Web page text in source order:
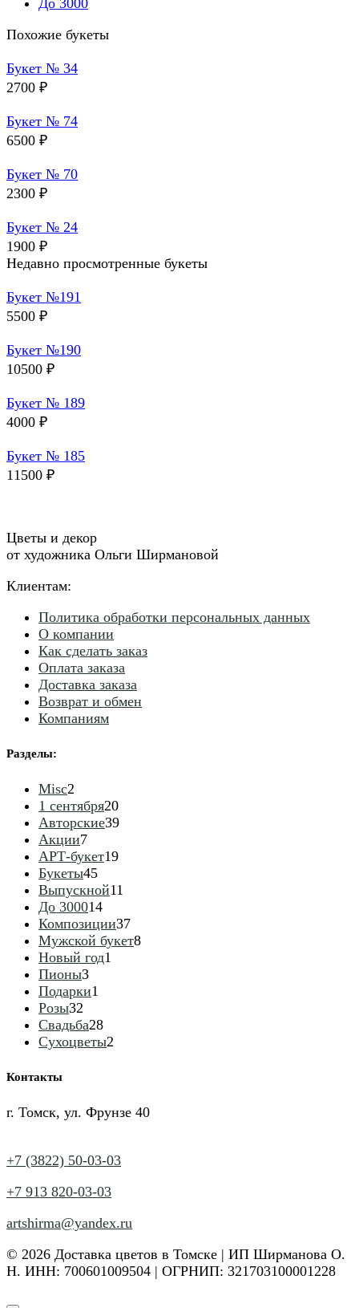
До 3000
Похожие букеты
Букет № 34
2700 ₽
Букет № 74
6500 ₽
Букет № 70
2300 ₽
Букет № 24
1900 ₽
Недавно просмотренные букеты
Букет №191
5500 ₽
Букет №190
10500 ₽
Букет № 189
4000 ₽
Букет № 185
11500 ₽
Цветы и декор
от художника Ольги Ширмановой
Клиентам:
Политика обработки персональных данных
О компании
Как сделать заказ
Оплата заказа
Доставка заказа
Возврат и обмен
Компаниям
Разделы:
Misc2
товара
1 сентября2020
товаров
Авторские3939
Акции77
товаров
АРТ-букет1919
Букеты4545
товаров
Выпускной11
До 30001414
товаров
Композиции3737
товаров
Мужской букет88
Новый год1
Пионы33
товара
Подарки1
Розы32
товара
Свадьба2828
товаров
Сухоцветы2
Контакты
г. Томск, ул. Фрунзе 40
+7 (3822) 50-03-03
+7 913 820-03-03
artshirma@yandex.ru
© 2026 Доставка цветов в Томске | ИП Ширманова О.
Н. ИНН: 700601009504 | ОГРНИП: 321703100001228